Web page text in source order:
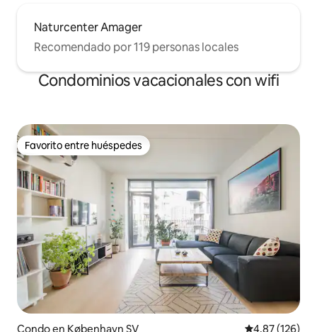
Naturcenter Amager
Recomendado por 119 personas locales
Condominios vacacionales con wifi
Favorito entre huéspedes
Favorito entre huéspedes
Condo en København SV Calificación
4.87 (126)